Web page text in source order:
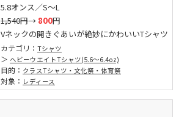
5.8オンス／S～L
1,540円→ 800円
Vネックの開きぐあいが絶妙にかわいいTシャツ
カテゴリ： Tシャツ
ヘビーウエイトTシャツ(5.6～6.4oz)
目的： クラスTシャツ・文化祭・体育祭
対象： レディース